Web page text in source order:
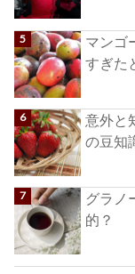
マンゴ
すぎた
意外と
の豆知
グラノ
的？